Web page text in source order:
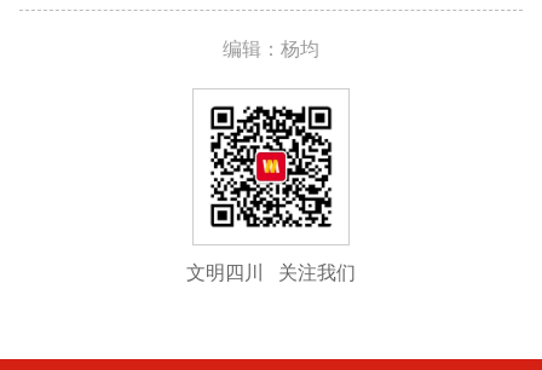
编辑：杨均
文明四川 关注我们